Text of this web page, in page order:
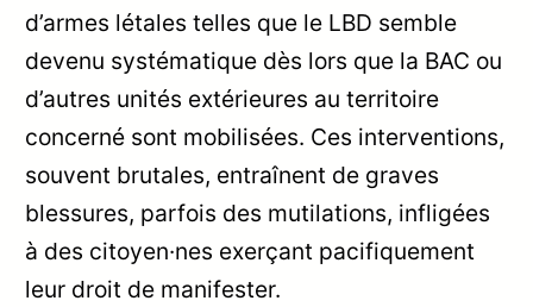
d’armes létales telles que le LBD semble
devenu systématique dès lors que la BAC ou
d’autres unités extérieures au territoire
concerné sont mobilisées. Ces interventions,
souvent brutales, entraînent de graves
blessures, parfois des mutilations, infligées
à des citoyen·nes exerçant pacifiquement
leur droit de manifester.